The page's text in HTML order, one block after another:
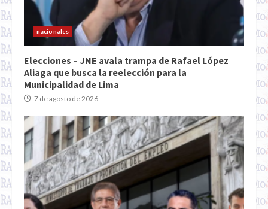
nacionales
Elecciones – JNE avala trampa de Rafael López
Aliaga que busca la reelección para la
Municipalidad de Lima
7 de agosto de 2026